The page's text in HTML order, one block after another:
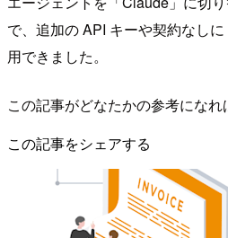
で、追加の API キーや契約なし
用できました。
この記事がどなたかの参考になれ
この記事をシェアする